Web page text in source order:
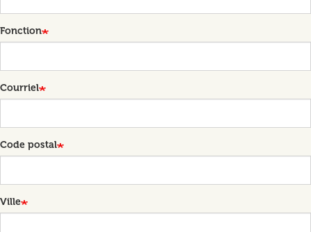
Fonction
Courriel
Code postal
Ville